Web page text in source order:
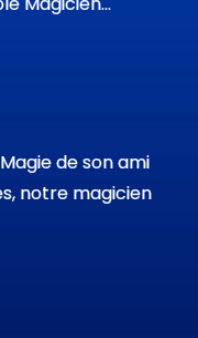
de son ami
notre magicien